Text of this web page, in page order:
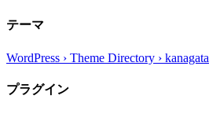
テーマ
WordPress › Theme Directory › kanagata
プラグイン